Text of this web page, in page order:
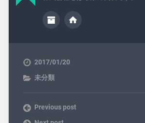
2017/01/20
未分類
Previous post